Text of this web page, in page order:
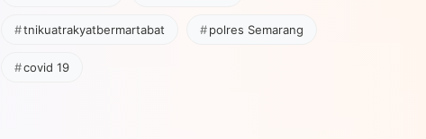
tnikuatrakyatbermartabat polres Semarang
covid 19